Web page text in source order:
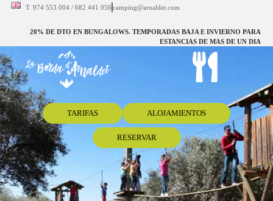
T. 974 553 004 / 682 441 056 camping@arnaldet.com
20% DE DTO EN BUNGALOWS. TEMPORADAS BAJA E INVIERNO PARA
ESTANCIAS DE MAS DE UN DIA
TARIFAS ALOJAMIENTOS
RESERVAR